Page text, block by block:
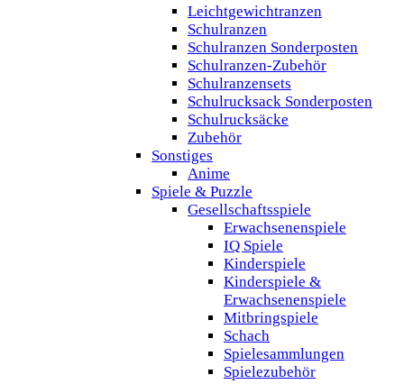
Leichtgewichtranzen
Schulranzen
Schulranzen Sonderposten
Schulranzen-Zubehör
Schulranzensets
Schulrucksack Sonderposten
Schulrucksäcke
Zubehör
Sonstiges
Anime
Spiele & Puzzle
Gesellschaftsspiele
Erwachsenenspiele
IQ Spiele
Kinderspiele
Kinderspiele &
Erwachsenenspiele
Mitbringspiele
Schach
Spielesammlungen
Spielezubehör